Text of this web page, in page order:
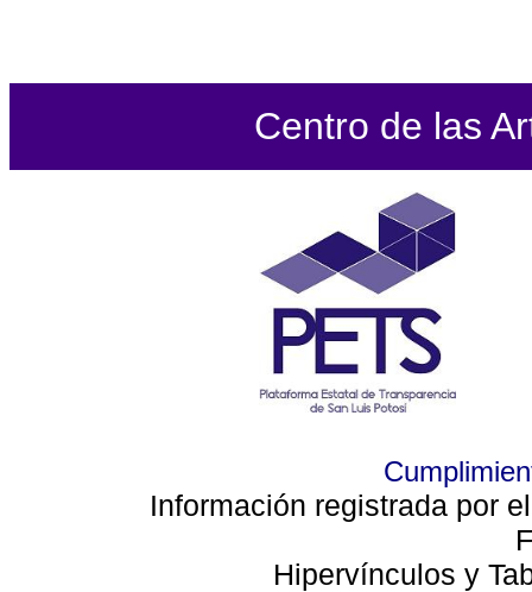
Centro de las
Información registrada por
Hipervínculos y